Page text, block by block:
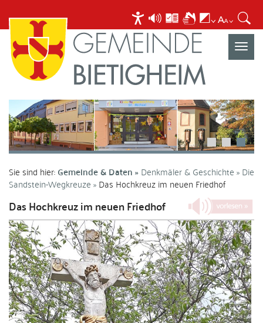
Sie sind hier:Gemeinde & Daten Denkmäler & Geschichte Die
Sandstein-Wegkreuze Das Hochkreuz im neuen Friedhof
Das Hochkreuz im neuen Friedhof